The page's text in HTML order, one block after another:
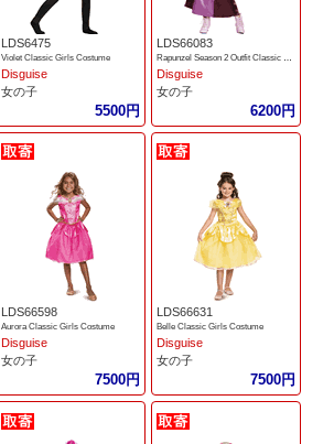
LDS6475
Violet Classic Girls Costume
Disguise
女の子
5500円
LDS66083
Disguise
女の子
6200円
LDS66598
Aurora Classic Girls Costume
Disguise
女の子
7500円
LDS66631
Belle Classic Girls Costume
Disguise
女の子
7500円